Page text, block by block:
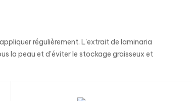
régulièrement. L'extrait de laminaria
la peau et d'éviter le stockage graisseux et